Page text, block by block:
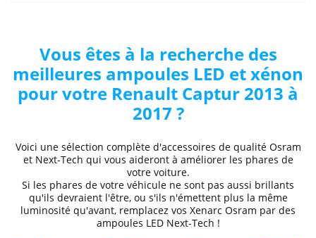
Vous êtes à la recherche des
meilleures ampoules LED et xénon
pour votre Renault Captur 2013 à
2017 ?
Voici une sélection complète d'accessoires de qualité Osram
et Next-Tech qui vous aideront à améliorer les phares de
votre voiture.
Si les phares de votre véhicule ne sont pas aussi brillants
qu'ils devraient l'être, ou s'ils n'émettent plus la même
luminosité qu'avant, remplacez vos Xenarc Osram par des
ampoules LED Next-Tech !